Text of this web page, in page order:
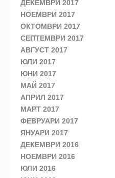
ДЕКЕМВРИ 2017
НОЕМВРИ 2017
ОКТОМВРИ 2017
СЕПТЕМВРИ 2017
АВГУСТ 2017
ЮЛИ 2017
ЮНИ 2017
МАЙ 2017
АПРИЛ 2017
МАРТ 2017
ФЕВРУАРИ 2017
ЯНУАРИ 2017
ДЕКЕМВРИ 2016
НОЕМВРИ 2016
ЮЛИ 2016